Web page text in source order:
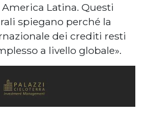
Latina. Questi
spiegano perché la
dei crediti resti
a livello globale».